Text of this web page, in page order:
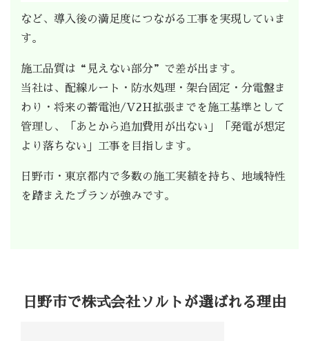
など、導入後の満足度につながる工事を実現していま
す。
施工品質は“見えない部分”で差が出ます。
当社は、配線ルート・防水処理・架台固定・分電盤ま
わり・将来の蓄電池/V2H拡張までを施工基準として
管理し、「あとから追加費用が出ない」「発電が想定
より落ちない」工事を目指します。
日野市・東京都内で多数の施工実績を持ち、地域特性
を踏まえたプランが強みです。
日野市で株式会社ソルトが選ばれる理由